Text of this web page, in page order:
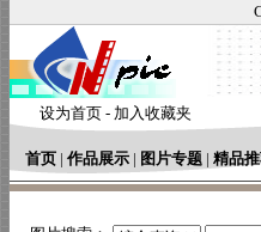
设为首页 - 加入收藏夹
首页 | 作品展示 | 图片专题 | 精品